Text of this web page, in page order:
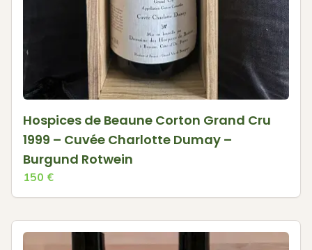
Hospices de Beaune Corton Grand Cru
1999 – Cuvée Charlotte Dumay –
Burgund Rotwein
150 €